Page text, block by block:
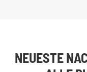
NEUESTE